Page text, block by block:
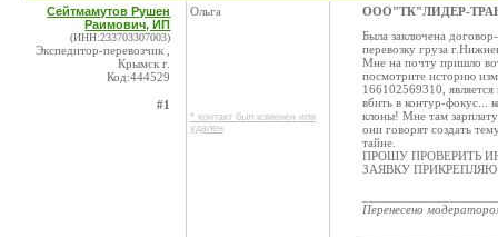
Сейтмамутов Рушен
Раимович, ИП
(ИНН:233703307003)
Экспедитор-перевозчик ,
Крымск г.
Код:444529
#1
Ольга
* контакт был изменен или
удален
ООО"ТК"ЛИДЕР-
Была заключена
перевозку груза
Мне на почту пришло
посмотрите историю
166102569310,
вбить в контур-фокус...
клоны! Мне там
они говорят создать
тайне.
ПРОШУ ПРОВЕРИТЬ
ЗАЯВКУ ПРИКРЕПЛЯЮ
Перенесено